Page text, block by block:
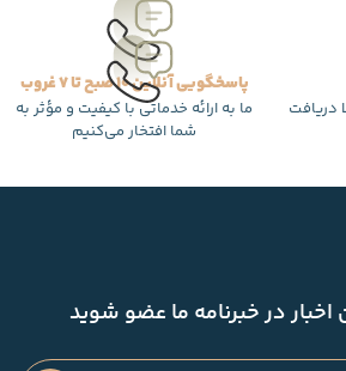
دریافت
پاسخگویی آنلاین 10 صبح تا 7 غروب
ما به ارائه خدماتی با کیفیت و مؤثر به
شما افتخار می‌کنیم
اخبار در خبرنامه ما عضو شوید